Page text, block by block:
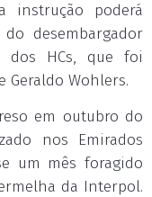
instrução poderá
desembargador
dos HCs, que foi
Geraldo Wohlers.
em outubro do
nos Emirados
um mês foragido
da Interpol.